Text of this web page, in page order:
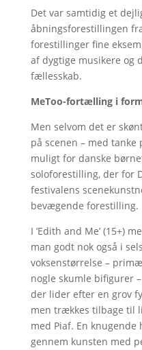
Det var samtidig et
åbningsforestillingen
forestillinger fine
af dygtige musikere og
fællesskab.
MeToo-fortælling i
Men selvom det er
på scenen – med
muligt for danske
soloforestilling, der for
festivalens
bevægende forestilling.
I ’Edith and Me’ (15+)
man godt nok også i
voksenstørrelse –
nogle skumle bifigurer
der lider efter en grov
men trækkes tilbage til
med Piaf. En knugende
gennem kunsten med